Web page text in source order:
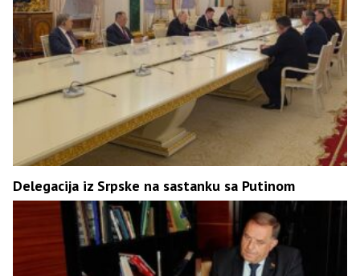
Delegacija iz Srpske na sastanku sa Putinom